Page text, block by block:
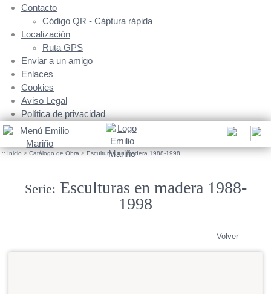
Contacto
Código QR - Cáptura rápida
Localización
Ruta GPS
Enviar a un amigo
Enlaces
Cookies
Aviso Legal
Política de privacidad
:: Inicio > Catálogo de Obra > Esculturas en madera 1988-1998
Serie: Esculturas en madera 1988-
1998
Volver